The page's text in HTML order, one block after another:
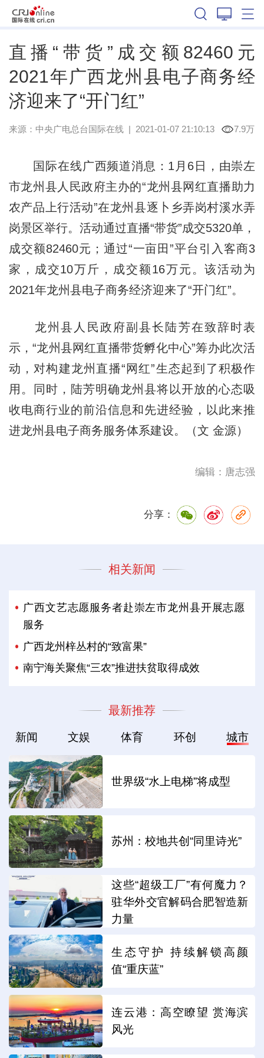
直播“带货”成交额82460元
2021年广西龙州县电子商务经
济迎来了“开门红”
来源：中央广电总台国际在线| 2021-01-07 21:10:13 7.9万
国际在线广西频道消息：1月6日，由崇左
市龙州县人民政府主办的“龙州县网红直播助力
农产品上行活动”在龙州县逐卜乡弄岗村溪水弄
岗景区举行。活动通过直播“带货”成交5320单，
成交额82460元；通过“一亩田”平台引入客商3
家，成交10万斤，成交额16万元。该活动为
2021年龙州县电子商务经济迎来了“开门红”。
龙州县人民政府副县长陆芳在致辞时表
示，“龙州县网红直播带货孵化中心”筹办此次活
动，对构建龙州直播“网红”生态起到了积极作
用。同时，陆芳明确龙州县将以开放的心态吸
收电商行业的前沿信息和先进经验，以此来推
进龙州县电子商务服务体系建设。（文 金源）
编辑：唐志强
分享：
相关新闻
广西文艺志愿服务者赴崇左市龙州县开展志愿
服务
广西龙州梓丛村的“致富果”
南宁海关聚焦“三农”推进扶贫取得成效
最新推荐
新闻 文娱 体育 环创 城市
世界级“水上电梯”将成型
苏州：校地共创“同里诗光”
这些“超级工厂”有何魔力？
驻华外交官解码合肥智造新
力量
生态守护 持续解锁高颜
值“重庆蓝”
连云港：高空瞭望 赏海滨
风光